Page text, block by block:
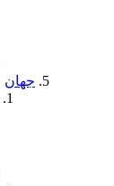
جهان